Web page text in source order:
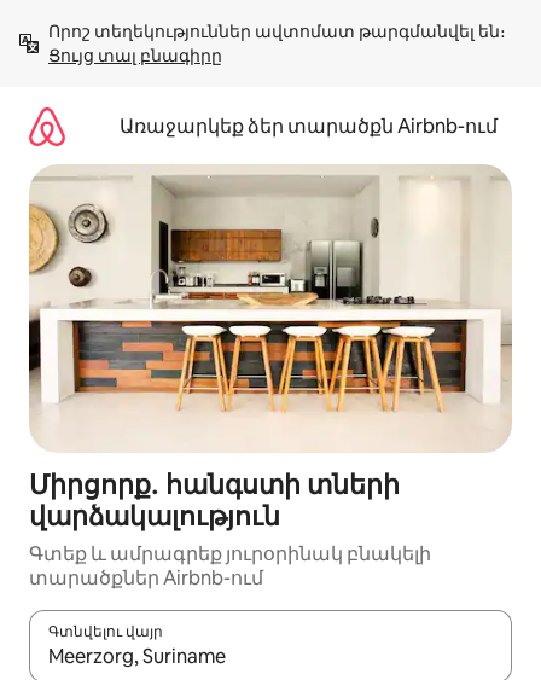
բովանդակությանը
Ցույց տալ բնագիրը
Առաջարկեք ձեր տարածքն Airbnb-ում
Միրցորք․ հանգստի տների
վարձակալություն
Գտեք և ամրագրեք յուրօրինակ բնակելի
տարածքներ Airbnb-ում
Գտնվելու վայր
Երբ արդյունքները հասանելի լինեն, սլաքների